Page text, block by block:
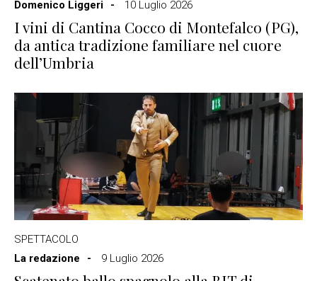
Domenico Liggeri
10 Luglio 2026
I vini di Cantina Cocco di Montefalco (PG),
da antica tradizione familiare nel cuore
dell’Umbria
SPETTACOLO
La redazione
9 Luglio 2026